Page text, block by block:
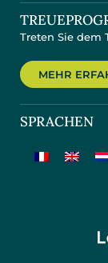
Treten Sie dem
MEHR
SPRACHEN